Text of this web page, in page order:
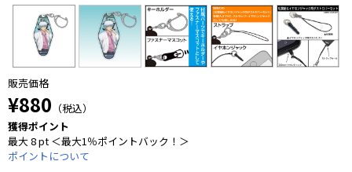
販売価格
¥880 （税込）
獲得ポイント
最大 8 pt ＜最大1％ポイントバック！＞
ポイントについて